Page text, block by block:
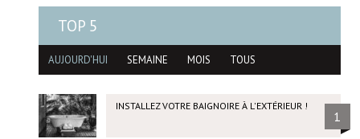
TOP 5
AUJOURD'HUI SEMAINE MOIS TOUS
INSTALLEZ VOTRE BAIGNOIRE À L'EXTÉRIEUR !
1